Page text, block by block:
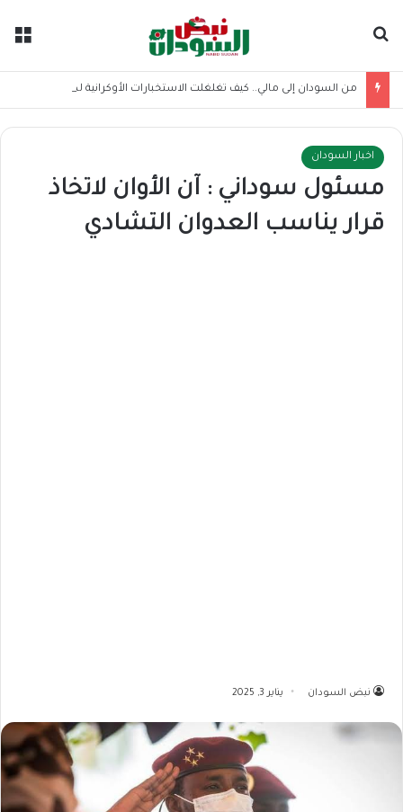
اخبار السودان
مسئول سوداني : آن الأوان لاتخاذ
قرار يناسب العدوان التشادي
نبض السودان يناير 3, 2025